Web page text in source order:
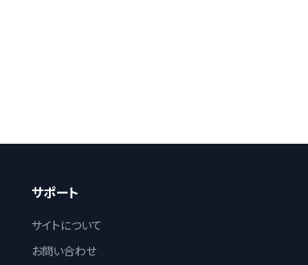
サポート
サイトについて
お問い合わせ